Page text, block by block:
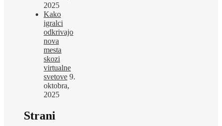
2025
Kako
igralci
odkrivajo
nova
mesta
skozi
virtualne
svetove 9.
oktobra,
2025
Strani